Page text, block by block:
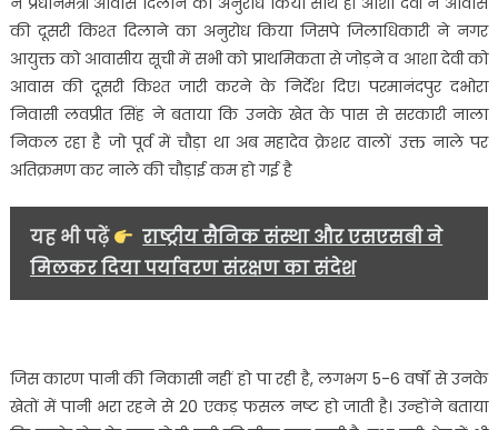
की दूसरी किश्त दिलाने का अनुरोध किया जिसपे जिलाधिकारी ने नगर
आयुक्त को आवासीय सूची में सभी को प्राथमिकता से जोड़ने व आशा देवी को
आवास की दूसरी किश्त जारी करने के निर्देश दिए। परमानंदपुर दभोरा
निवासी लवप्रीत सिंह ने बताया कि उनके खेत के पास से सरकारी नाला
निकल रहा है जो पूर्व में चौड़ा था अब महादेव क्रेशर वालों उक्त नाले पर
अतिक्रमण कर नाले की चौड़ाई कम हो गई है
यह भी पढ़ें
राष्ट्रीय सैनिक संस्था और एसएसबी ने
मिलकर दिया पर्यावरण संरक्षण का संदेश
जिस कारण पानी की निकासी नहीं हो पा रही है, लगभग 5-6 वर्षों से उनके
खेतों में पानी भरा रहने से 20 एकड़ फसल नष्ट हो जाती है। उन्होंने बताया